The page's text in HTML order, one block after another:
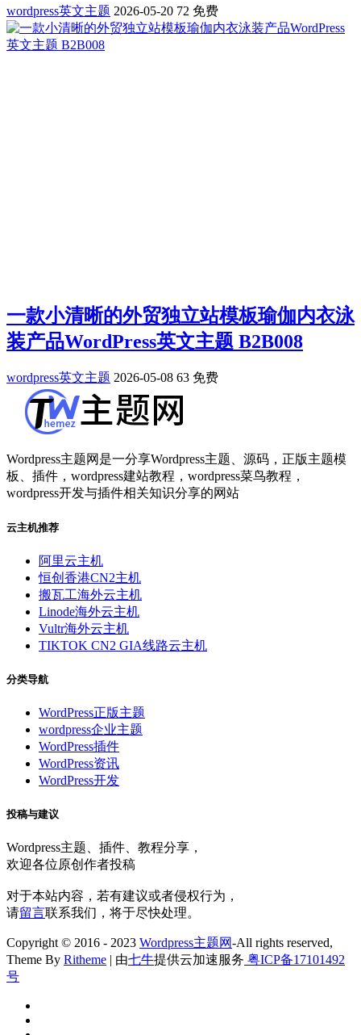
wordpress英文主题 2026-05-20 72 免费
一款小清晰的外贸独立站模板瑜伽内衣泳
装产品WordPress英文主题 B2B008
wordpress英文主题 2026-05-08 63 免费
Wordpress主题网是一分享Wordpress主题、源码，正版主题模
板、插件，wordpress建站教程，wordpress菜鸟教程，
wordpress开发与插件相关知识分享的网站
云主机推荐
阿里云主机
恒创香港CN2主机
搬瓦工海外云主机
Linode海外云主机
Vultr海外云主机
TIKTOK CN2 GIA线路云主机
分类导航
WordPress正版主题
wordpress企业主题
WordPress插件
WordPress资讯
WordPress开发
投稿与建议
Wordpress主题、插件、教程分享，
欢迎各位原创作者投稿
对于本站内容，若有建议或者侵权行为，
请留言联系我们，将于尽快处理。
Copyright © 2016 - 2023 Wordpress主题网-All rights reserved,
Theme By Ritheme | 由七牛提供云加速服务 粤ICP备17101492
号